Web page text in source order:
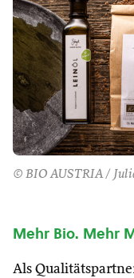
© BIO AUSTRIA /
Mehr Bio. Mehr
Als